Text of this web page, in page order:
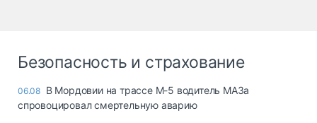
Безопасность и страхование
06.08 В Мордовии на трассе М-5 водитель МАЗа
спровоцировал смертельную аварию